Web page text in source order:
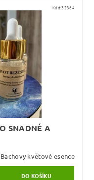
Kód:32364
SNADNÉ A
Bachovy květové esence